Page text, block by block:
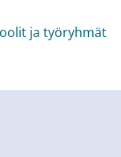
ja työryhmät